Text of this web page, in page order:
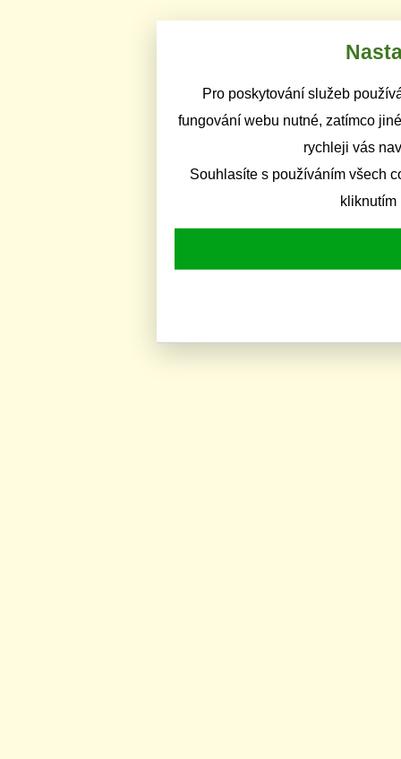
Pro poskytování služeb
fungování webu nutné, zatímco
rychleji vás
Souhlasíte s používáním všech
kliknutím